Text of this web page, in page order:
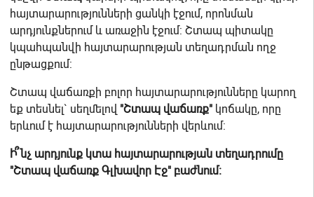
հայտարարությունների ցանկի էջում, որոնման
արդյունքներում և առաջին էջում: Շտապ պիտակը
կպահպանվի հայտարարության տեղադրման ողջ
ընթացքում:
Շտապ վաճառքի բոլոր հայտարարությունները կարող
եք տեսնել` սեղմելով "Շտապ վաճառք" կոճակը, որը
երևում է հայտարարությունների վերևում:
Ի՞նչ արդյունք կտա հայտարարության տեղադրումը
"Շտապ վաճառք Գլխավոր Էջ" բաժնում։